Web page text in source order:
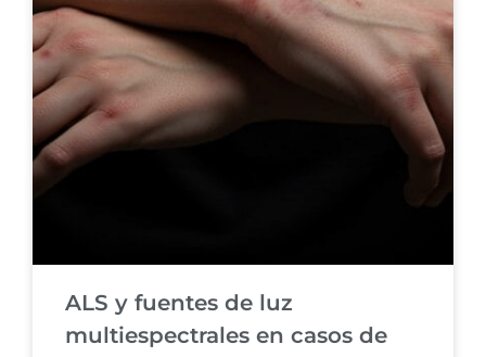
ALS y fuentes de luz
multiespectrales en casos de